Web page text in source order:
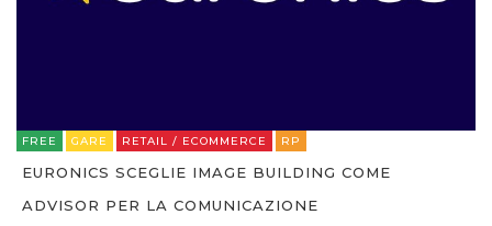
FREE GARE RETAIL / ECOMMERCE RP
EURONICS SCEGLIE IMAGE BUILDING COME
ADVISOR PER LA COMUNICAZIONE